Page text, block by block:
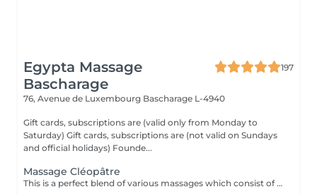
Egypta Massage
Bascharage
197
76, Avenue de Luxembourg Bascharage L-4940
Gift cards, subscriptions are (valid only from Monday to
Saturday) Gift cards, subscriptions are (not valid on Sundays
and official holidays) Founde...
Massage Cléopâtre
This is a perfect blend of various massages which consist of lymphatic, reflexology, shiatsu, aroma, and herbal or hot stone massage. A unique mixture of organic perfume oils: jojoba, jasmine, papyrus oil, eucalyptus, sandalwood, and argan. It is utilized for body massage and soul cleansing.